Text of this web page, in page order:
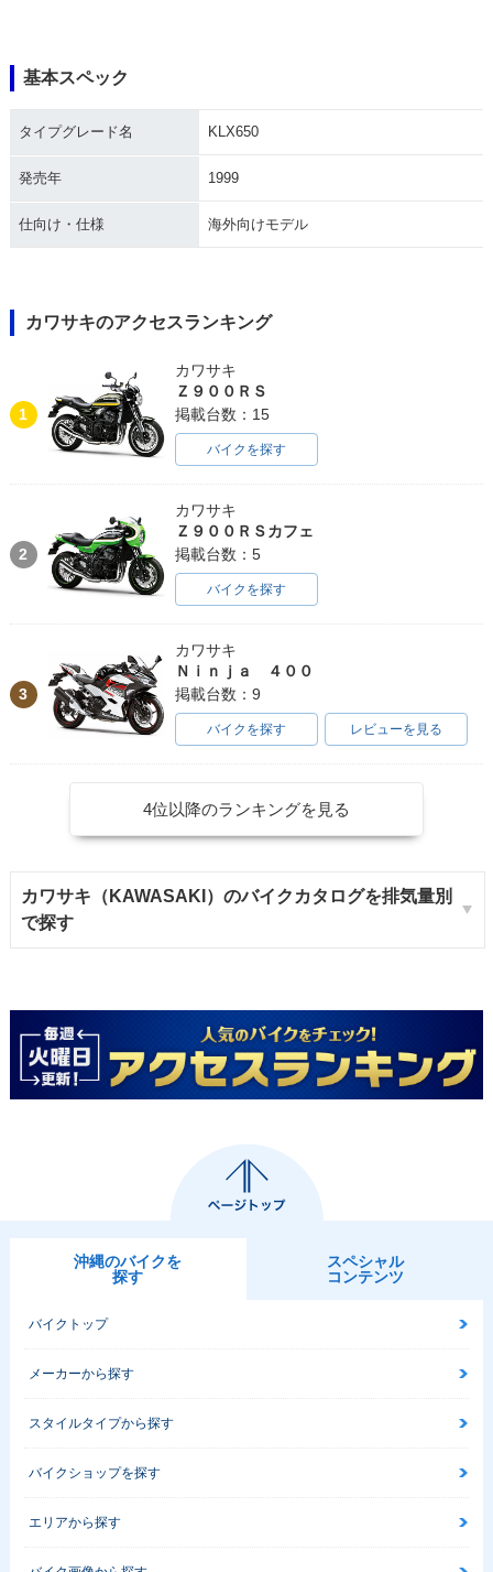
基本スペック
タイプグレード名 KLX650
発売年 1999
仕向け・仕様 海外向けモデル
カワサキのアクセスランキング
1
カワサキ
Ｚ９００ＲＳ
掲載台数：15
バイクを探す
2
カワサキ
Ｚ９００ＲＳカフェ
掲載台数：5
バイクを探す
3
カワサキ
Ｎｉｎｊａ ４００
掲載台数：9
バイクを探す レビューを見る
4位以降のランキングを見る
カワサキ（KAWASAKI）のバイクカタログを排気量別
で探す
沖縄のバイクを
探す
スペシャル
コンテンツ
バイクトップ
メーカーから探す
スタイルタイプから探す
バイクショップを探す
エリアから探す